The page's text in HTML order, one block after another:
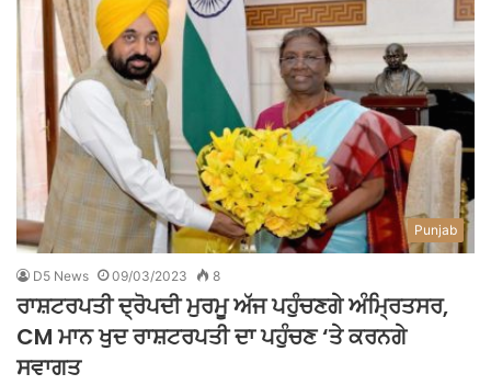
Punjab
D5 News 09/03/2023 8
ਰਾਸ਼ਟਰਪਤੀ ਦ੍ਰੋਪਦੀ ਮੁਰਮੂ ਅੱਜ ਪਹੁੰਚਣਗੇ ਅੰਮ੍ਰਿਤਸਰ,
CM ਮਾਨ ਖੁਦ ਰਾਸ਼ਟਰਪਤੀ ਦਾ ਪਹੁੰਚਣ ‘ਤੇ ਕਰਨਗੇ
ਸਵਾਗਤ